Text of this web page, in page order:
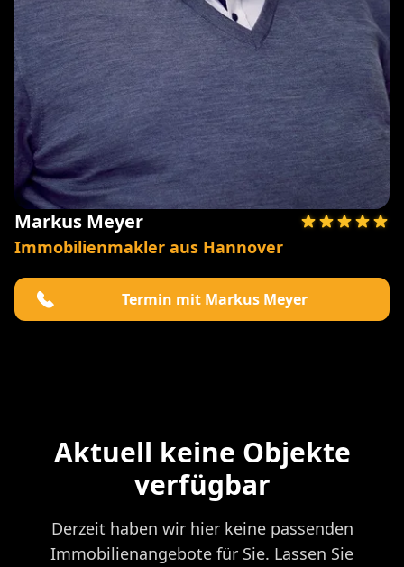
Markus Meyer
Immobilienmakler aus Hannover
Termin mit Markus Meyer
Aktuell keine Objekte
verfügbar
Derzeit haben wir hier keine passenden
Immobilienangebote für Sie. Lassen Sie